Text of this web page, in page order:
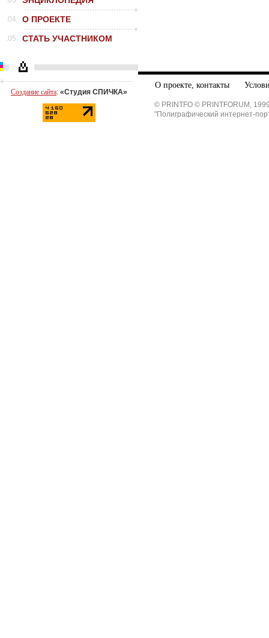
.04 О ПРОЕКТЕ
.05 СТАТЬ УЧАСТНИКОМ
Создание сайта: «Студия СПИЧКА»
О проекте, контакты
© PRINTFO © PRINTFORUM,
"Полиграфический интернет-